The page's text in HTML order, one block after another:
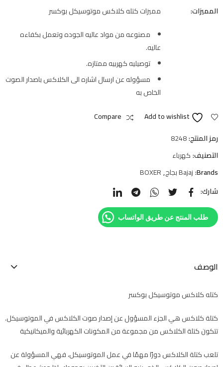
المميزات:
مميزات كتله كلاكس موتوسيكل بوكسر
مصنوعه من مواد عاليه الجوده وتعمل بكفاءه
عاليه.
توصيليه كهربيه ممتازه.
مسؤوله عن ارسال اشاره الى الكلاكس باصدار الصوت
الخاص به
Add to wishlist
Compare
رمز المنتج:8248
التصنيف:كهرباء
Brands: Bajaj بجاج ,
BOXER
شارك:
طلب المنتج عن طريق الواتساب
الوصف
كتله كلاكس موتوسيكل بوكسر
كتلة كلاكس هي الجزء المسؤول عن إصدار صوت الكلاكس في الموتوسيكل.
تتكون كتلة الكلاكس من مجموعة من المكونات الكهربائية والميكانيكية
تلعب كتلة الكلاكس دورًا مهمًا في عمل الموتوسيكل، فهي المسؤولة عن